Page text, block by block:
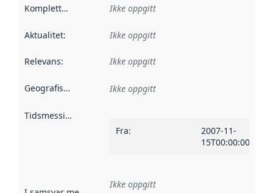
Kompletthet Ikke oppgitt
Aktualitet: Ikke oppgitt
Relevans: Ikke oppgitt
Geografisk avgrensning :
Ikke oppgitt
Tidsmessig avgrensning
Fra:
2007-11-
15T00:00:00Z
Ikke oppgitt